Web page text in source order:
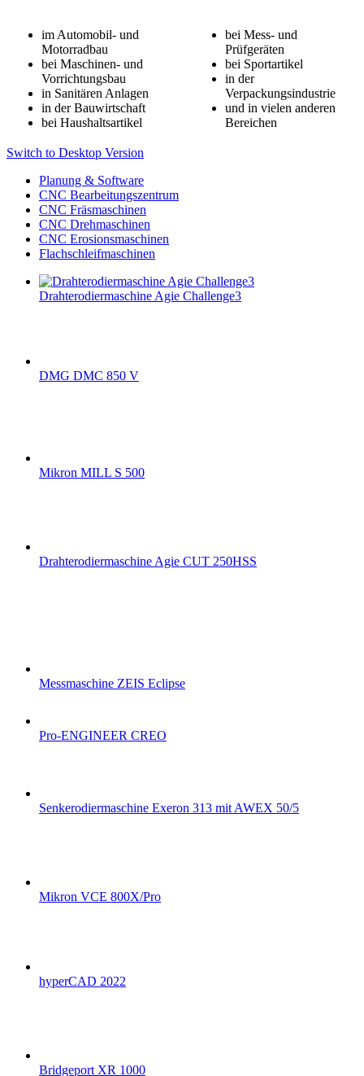
im Automobil- und
Motorradbau
bei Maschinen- und
Vorrichtungsbau
in Sanitären Anlagen
in der Bauwirtschaft
bei Haushaltsartikel
bei Mess- und
Prüfgeräten
bei Sportartikel
in der
Verpackungsindustrie
und in vielen anderen
Bereichen
Switch to Desktop Version
Planung & Software
CNC Bearbeitungszentrum
CNC Fräsmaschinen
CNC Drehmaschinen
CNC Erosionsmaschinen
Flachschleifmaschinen
Drahterodiermaschine Agie Challenge3
DMG DMC 850 V
Mikron MILL S 500
Drahterodiermaschine Agie CUT 250HSS
Messmaschine ZEIS Eclipse
Pro-ENGINEER CREO
Senkerodiermaschine Exeron 313 mit AWEX 50/5
Mikron VCE 800X/Pro
hyperCAD 2022
Bridgeport XR 1000